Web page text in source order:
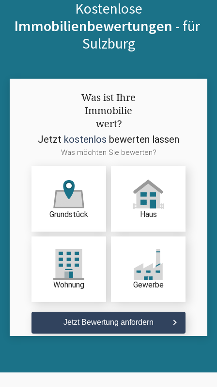
Kostenlose
Immobilienbewertungen - für
Sulzburg
Was ist Ihre
Immobilie
wert?
Jetzt kostenlos bewerten lassen
Was möchten Sie bewerten?
Grundstück Haus
Wohnung Gewerbe
Jetzt Bewertung anfordern